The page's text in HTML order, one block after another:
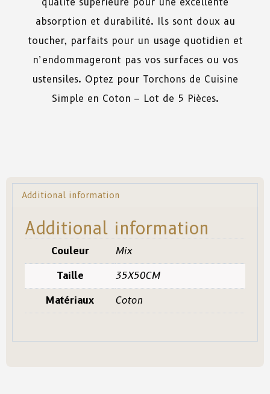
qualité supérieure pour une excellente
absorption et durabilité. Ilssont douxau
toucher, parfaits pour un usage quotidien et
n’endommageront pasvos surfaces ou vos
ustensiles. Optez pour Torchons de Cuisine
Simple en Coton – Lot de 5 Pièces.
Additional information
Additional information
Couleur Mix
Taille 35X50CM
Matériaux Coton